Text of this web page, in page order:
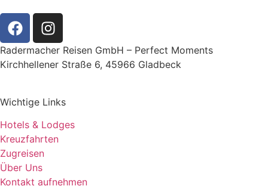
Radermacher Reisen GmbH – Perfect Moments
Kirchhellener Straße 6, 45966 Gladbeck
Wichtige Links
Hotels & Lodges
Kreuzfahrten
Zugreisen
Über Uns
Kontakt aufnehmen